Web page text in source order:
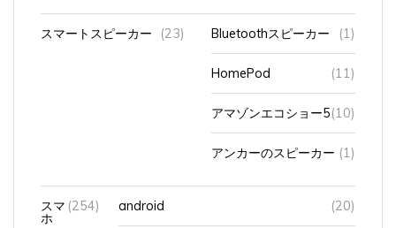
スマートスピーカー (23) Bluetoothスピーカー (1)
HomePod (11)
アマゾンエコショー5 (10)
アンカーのスピーカー (1)
ホ
(254) android (20)